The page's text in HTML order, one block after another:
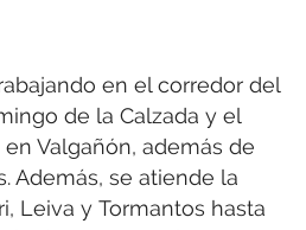
en el corredor del
de la Calzada y el
Valgañón, además de
Además, se atiende la
Leiva y Tormantos hasta